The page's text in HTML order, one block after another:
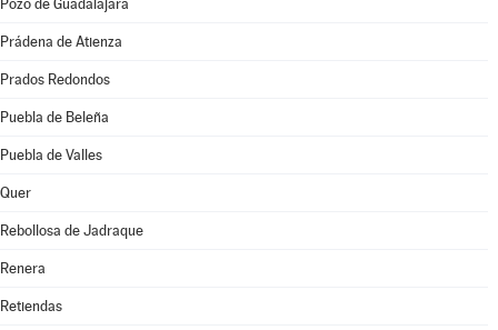
Pozo de Guadalajara
Prádena de Atienza
Prados Redondos
Puebla de Beleña
Puebla de Valles
Quer
Rebollosa de Jadraque
Renera
Retiendas